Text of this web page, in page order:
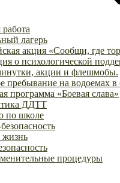
лагерь
акция «Сообщи, где
о психологической
акции и флешмобы.
пребывание на водоемах
программа «Боевая слава»
ДДТТ
по школе
процедуры